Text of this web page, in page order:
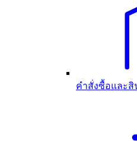
คำสั่งซื้อและสิ